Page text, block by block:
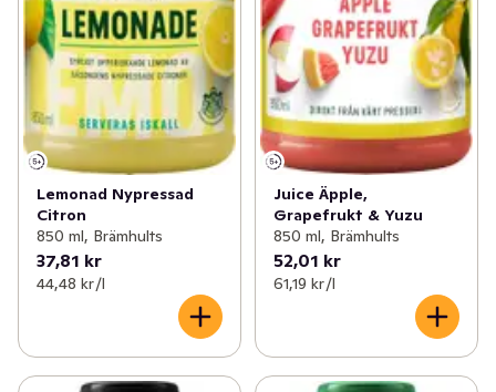
Lemonad Nypressad
Citron
850 ml, Brämhults
37,81 kr
44,48 kr /l
Juice Äpple,
Grapefrukt & Yuzu
850 ml, Brämhults
52,01 kr
61,19 kr /l